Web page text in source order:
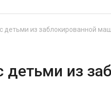
детьми из заблокированной
из